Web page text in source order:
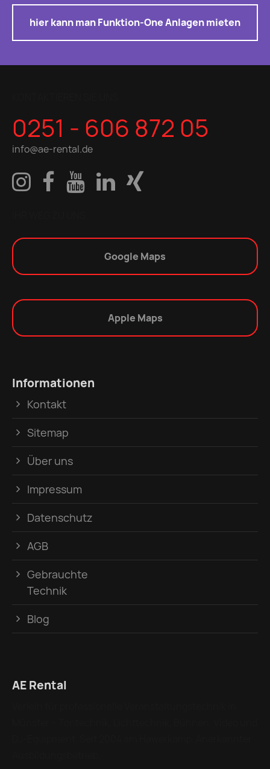
hier kann man Funktion-One Anlagen mieten
0251 - 606 872 05
info@ae-rental.de
Google Maps
Apple Maps
Informationen
Kontakt
Sitemap
Über uns
Impressum
Datenschutz
AGB
Gebrauchte
Technik
Blog
AE Rental